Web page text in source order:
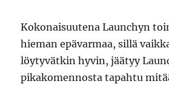
Kokonaisuutena Launchyn
hieman epävarmaa, sillä
löytyvätkin hyvin, jäätyy
pikakomennosta tapahtu